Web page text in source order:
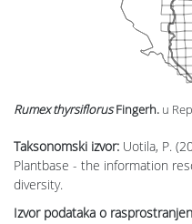
Taksonomski izvor: Uotila, P.
Plantbase - the information
diversity.
Izvor podataka o
Rumex thyrsiflorusFingerh. u